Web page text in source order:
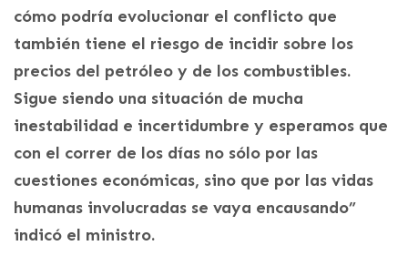
cómo podría evolucionar el conflicto que
también tiene el riesgo de incidir sobre los
precios del petróleo y de los combustibles.
Sigue siendo una situación de mucha
inestabilidad e incertidumbre y esperamos que
con el correr de los días no sólo por las
cuestiones económicas, sino que por las vidas
humanas involucradas se vaya encausando”
indicó el ministro.